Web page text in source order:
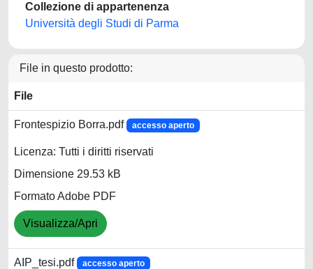
Collezione di appartenenza
Università degli Studi di Parma
File in questo prodotto:
File
Frontespizio Borra.pdf accesso aperto
Licenza: Tutti i diritti riservati
Dimensione 29.53 kB
Formato Adobe PDF
Visualizza/Apri
AIP_tesi.pdf accesso aperto